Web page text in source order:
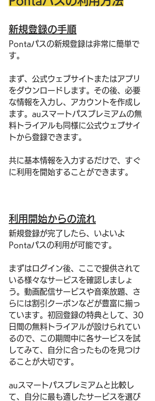
新規登録の手順
Pontaパスの新規登録は非常に簡単で
す。
まず、公式ウェブサイトまたはアプリ
をダウンロードします。その後、必要
な情報を入力し、アカウントを作成し
ます。auスマートパスプレミアムの無
料トライアルも同様に公式ウェブサイ
トから登録できます。
共に基本情報を入力するだけで、すぐ
に利用を開始することができます。
利用開始からの流れ
新規登録が完了したら、いよいよ
Pontaパスの利用が可能です。
まずはログイン後、ここで提供されて
いる様々なサービスを確認しましょ
う。動画配信サービスや音楽放題、さ
らには割引クーポンなどが豊富に揃っ
ています。初回登録の特典として、30
日間の無料トライアルが設けられてい
るので、この期間中に各サービスを試
してみて、自分に合ったものを見つけ
ることが大切です。
auスマートパスプレミアムと比較し
て、自分に最も適したサービスを選び